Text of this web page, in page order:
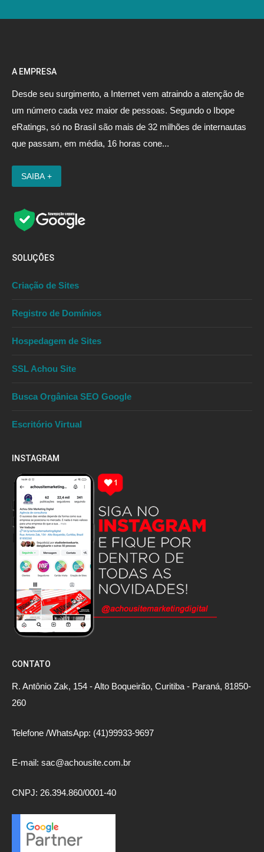
A EMPRESA
Desde seu surgimento, a Internet vem atraindo a atenção de
um número cada vez maior de pessoas. Segundo o Ibope
eRatings, só no Brasil são mais de 32 milhões de internautas
que passam, em média, 16 horas cone...
SOLUÇÕES
Criação de Sites
Registro de Domínios
Hospedagem de Sites
SSL Achou Site
Busca Orgânica SEO Google
Escritório Virtual
INSTAGRAM
CONTATO
R. Antônio Zak, 154 - Alto Boqueirão, Curitiba - Paraná, 81850-
260
Telefone /WhatsApp: (41)99933-9697
E-mail: sac@achousite.com.br
CNPJ: 26.394.860/0001-40